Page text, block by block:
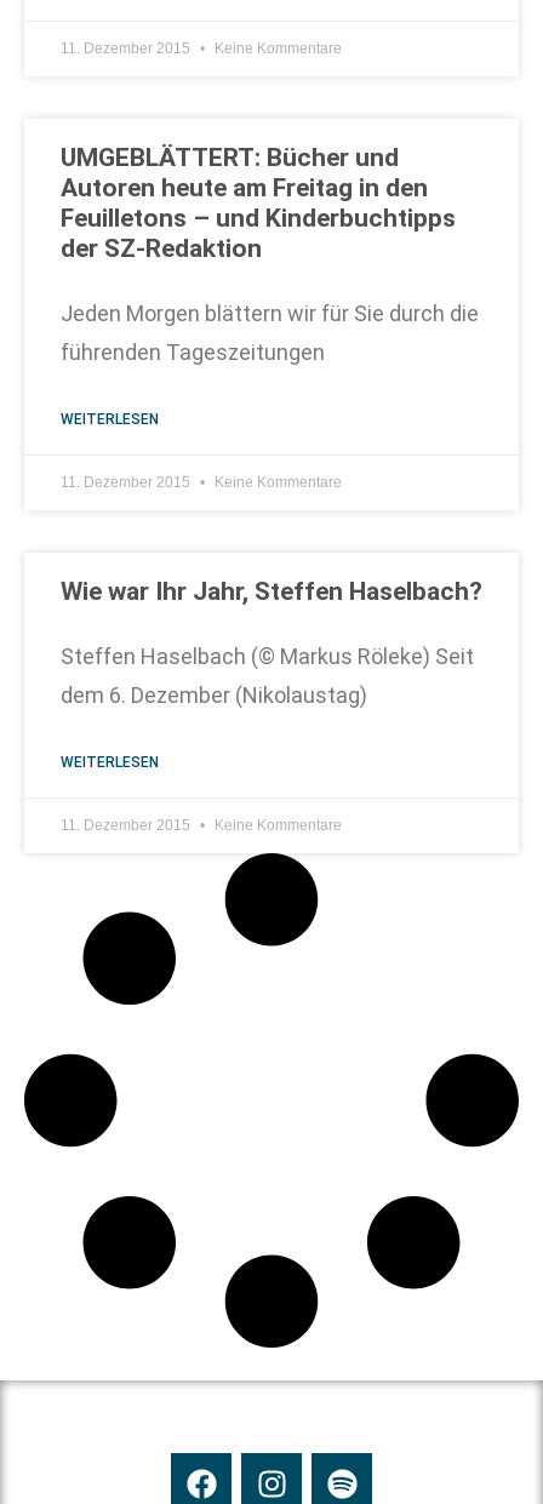
11. Dezember 2015 Keine Kommentare
UMGEBLÄTTERT: Bücher und
Autoren heute am Freitag in den
Feuilletons – und Kinderbuchtipps
der SZ-Redaktion
Jeden Morgen blättern wir für Sie durch die
führenden Tageszeitungen
WEITERLESEN
11. Dezember 2015 Keine Kommentare
Wie war Ihr Jahr, Steffen Haselbach?
Steffen Haselbach (© Markus Röleke) Seit
dem 6. Dezember (Nikolaustag)
WEITERLESEN
11. Dezember 2015 Keine Kommentare